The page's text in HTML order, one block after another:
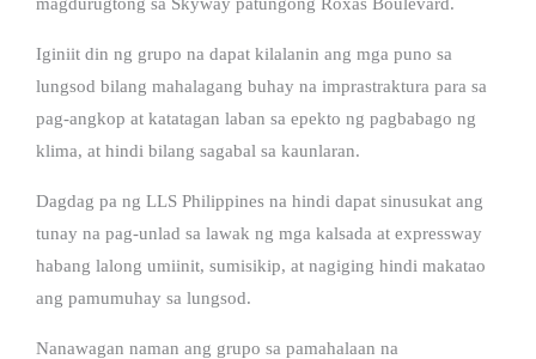
Iginiit din ng grupo na dapat kilalanin ang mga puno sa
lungsod bilang mahalagang buhay na imprastraktura para sa
pag-angkop at katatagan laban sa epekto ng pagbabago ng
klima, at hindi bilang sagabal sa kaunlaran.
Dagdag pa ng LLS Philippines na hindi dapat sinusukat ang
tunay na pag-unlad sa lawak ng mga kalsada at expressway
habang lalong umiinit, sumisikip, at nagiging hindi makatao
ang pamumuhay sa lungsod.
Nanawagan naman ang grupo sa pamahalaan na